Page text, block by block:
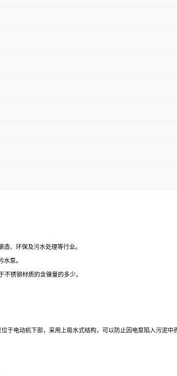
、环保及污水处理等行业。
泵。
锈钢材质的含镍量的多少。
电动机下部，采用上吸水式结构，可以防止因电泵陷入污泥